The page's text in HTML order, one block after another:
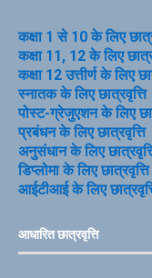
कक्षा 1 से 10 के लिए
कक्षा 11, 12 के लिए
कक्षा 12 उत्तीर्ण के लिए
स्नातक के लिए छात्रवृत्ति
पोस्ट-ग्रेजुएशन के लिए
प्रबंधन के लिए छात्रवृत्ति
अनुसंधान के लिए
डिप्लोमा के लिए छात्रवृत्ति
आईटीआई के लिए
आधारित छात्रवृत्ति